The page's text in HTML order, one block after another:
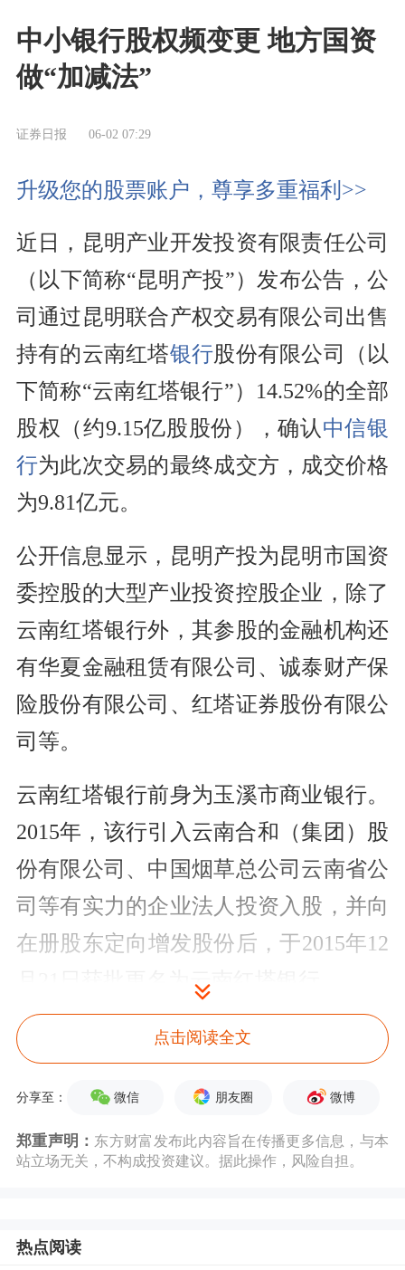
中小银行股权频变更 地方国资
做“加减法”
证券日报 06-02 07:29
升级您的股票账户，尊享多重福利>>
近日，昆明产业开发投资有限责任公司
（以下简称“昆明产投”）发布公告，公
司通过昆明联合产权交易有限公司出售
持有的云南红塔银行股份有限公司（以
下简称“云南红塔银行”）14.52%的全部
股权（约9.15亿股股份），确认中信银
行为此次交易的最终成交方，成交价格
为9.81亿元。
公开信息显示，昆明产投为昆明市国资
委控股的大型产业投资控股企业，除了
云南红塔银行外，其参股的金融机构还
有华夏金融租赁有限公司、诚泰财产保
险股份有限公司、红塔证券股份有限公
司等。
云南红塔银行前身为玉溪市商业银行。
2015年，该行引入云南合和（集团）股
份有限公司、中国烟草总公司云南省公
司等有实力的企业法人投资入股，并向
在册股东定向增发股份后，于2015年12
月21日获批更名为云南红塔银行。
从近年来业绩情况来看，2023年至2025
年，云南红塔银行的营收分别为19.10
亿元、21.60亿元、18.12亿元；实现归
母净利润5.02亿元、5.20亿元、5.29亿
1.03%、1.39%、1.14%。
点击阅读全文
分享至： 微信 朋友圈 微博
郑重声明： 东方财富发布此内容旨在传播更多信息，与本
站立场无关，不构成投资建议。据此操作，风险自担。
热点阅读